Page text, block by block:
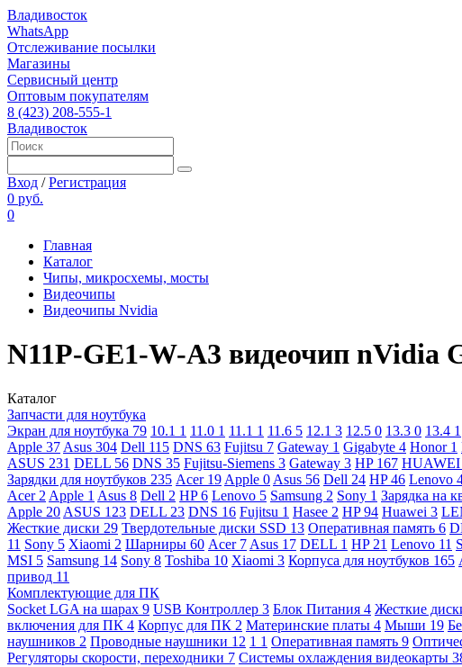
Владивосток
WhatsApp
Отслеживание посылки
Магазины
Сервисный центр
Оптовым покупателям
8 (423) 208-555-1
Владивосток
Вход /Регистрация
0 руб.
0
Главная
Каталог
Чипы, микросхемы, мосты
Видеочипы
Видеочипы Nvidia
N11P-GE1-W-A3 видеочип nVidia
Каталог
Запчасти для ноутбука
Экран для ноутбука 79 10.1 1 11.0 1 11.1 1 11.6 5 12.1 3 12.5 0 13.3 0 13.4 1
Apple 37 Asus 304 Dell 115 DNS 63 Fujitsu 7 Gateway 1 Gigabyte 4 Honor 1
ASUS 231 DELL 56 DNS 35 Fujitsu-Siemens 3 Gateway 3 HP 167 HUAWEI
Зарядки для ноутбуков 235 Acer 19 Apple 0 Asus 56 Dell 24 HP46 Lenovo
Acer 2 Apple 1 Asus 8 Dell 2 HP6 Lenovo 5 Samsung 2 Sony 1 Зарядка на
Apple 20 ASUS 123 DELL 23 DNS 16 Fujitsu 1 Hasee 2 HP94 Huawei 3
Жесткие диски 29 Твердотельные диски SSD 13 Оперативная память 6
11 Sony 5 Xiaomi 2 Шарниры 60 Acer 7 Asus 17 DELL 1 HP 21 Lenovo 11
MSI 5 Samsung 14 Sony 8 Toshiba 10 Xiaomi 3 Корпуса для ноутбуков 165
привод 11
Комплектующие для ПК
Socket LGA на шарах 9 USB Контроллер 3 Блок Питания 4 Жесткие
включения для ПК 4 Корпус для ПК 2 Материнские платы 4 Мыши 19
наушников 2 Проводные наушники 12 1 1 Оперативная память 9
Регуляторы скорости, переходники 7 Системы охлаждения видеокарты